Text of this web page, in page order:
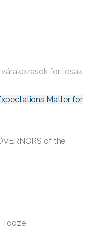
fontosak
Matter for
of the
Tooze